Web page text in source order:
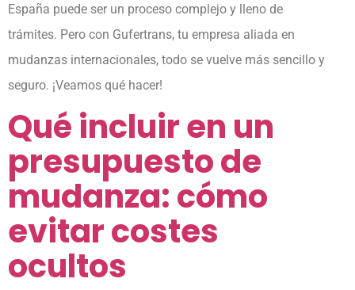
España puede ser un proceso complejo y lleno de
trámites. Pero con Gufertrans, tu empresa aliada en
mudanzas internacionales, todo se vuelve más sencillo y
seguro. ¡Veamos qué hacer!
Qué incluir en un
presupuesto de
mudanza: cómo
evitar costes
ocultos